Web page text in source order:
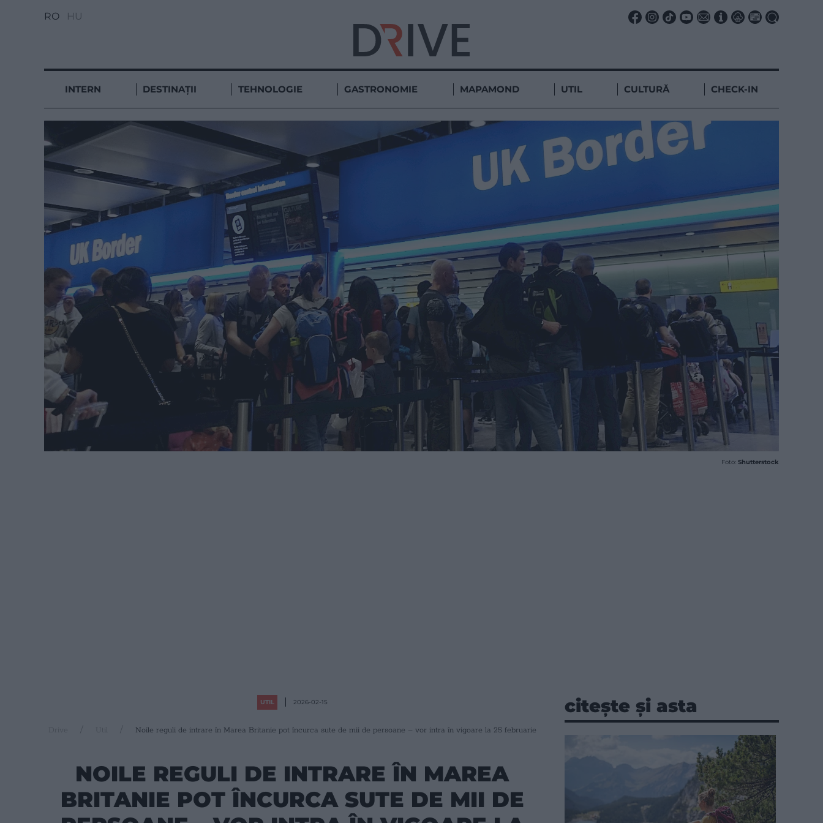
RO HU
INTERN DESTINAȚII TEHNOLOGIE GASTRONOMIE MAPAMOND UTIL CULTURĂ CHECK-IN
Foto: Shutterstock
UTIL 2026-02-15
Drive Noile reguli de intrare în Marea Britanie pot încurca sute de mii de persoane – vor intra în vigoare la 25 februarie
NOILE REGULI DE INTRARE ÎN MAREA
BRITANIE POT ÎNCURCA SUTE DE MII DE
citește și asta